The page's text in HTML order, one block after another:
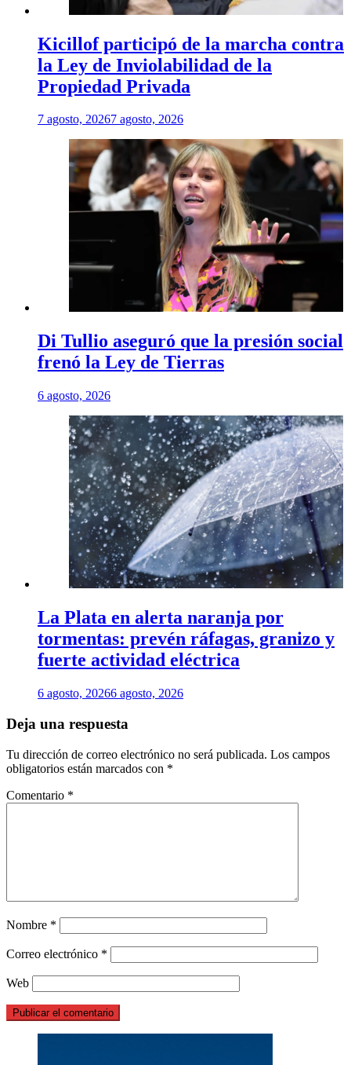
Kicillof participó de la marcha contra
la Ley de Inviolabilidad de la
Propiedad Privada
7 agosto, 20267 agosto, 2026
Di Tullio aseguró que la presión social
frenó la Ley de Tierras
6 agosto, 2026
La Plata en alerta naranja por
tormentas: prevén ráfagas, granizo y
fuerte actividad eléctrica
6 agosto, 20266 agosto, 2026
Deja una respuesta
Tu dirección de correo electrónico no será publicada. Los campos
obligatorios están marcados con *
Comentario *
Nombre *
Correo electrónico *
Web